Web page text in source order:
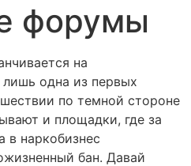
форумы
на
одна из первых
по темной стороне
и площадки, где за
в наркобизнес
бан. Давай